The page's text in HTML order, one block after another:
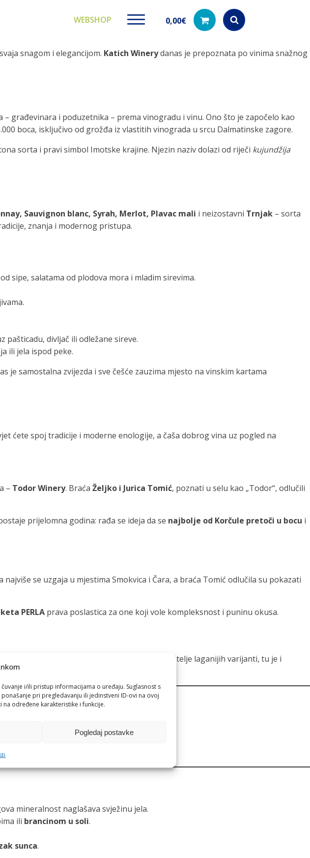
i/ili pristup informacijama o uređaju. Suglasnost s
pri pregledavanju ili jedinstveni ID-ovi na ovoj
određene karakteristike i funkcije.
Pogledaj postavke
WEBSHOP 0,00€
Products
snagom i elegancijom. Katich Winerydanas je prepoznata po vinima snažnog
građevinara i poduzetnika – prema vinogradu i vinu. Ono što je započelo kao
boca, isključivo od grožđa iz vlastitih vinograda u srcu Dalmatinske zagore.
sorta i pravi simbol Imotske krajine. Njezin naziv dolazi od riječi kujundžija
Sauvignon blanc, Syrah, Merlot, Plavac mali i neizostavni Trnjak – sorta
znanja i modernog pristupa.
sipe, salatama od plodova mora i mladim sirevima.
divljač ili odležane sireve.
ili jela ispod peke.
samostalna zvijezda i sve češće zauzima mjesto na vinskim kartama
ćete spoj tradicije i moderne enologije, a čaša dobrog vina uz pogled na
– Todor Winery. Braća Željko i Jurica Tomić, poznati u selu kao „Todor“, odlučili
prijelomna godina: rađa se ideja da se najbolje od Korčule pretoči u bocu i
se uzgaja u mjestima Smokvica i Čara, a braća Tomić odlučila su pokazati
PERLA prava poslastica za one koji vole kompleksnost i puninu okusa.
puno voćnih aroma i nota začina. Za ljubitelje laganijih varijanti, tu je i
godine.
mineralnost naglašava svježinu jela.
ili brancinom u soli.
sunca.
dijelovi
za naše
Akcijski paketi
Proizvodi na akciji
Ugradbeni filteri za
vodu
Učinkovito filtriranje vode iz
vodovodne mreže